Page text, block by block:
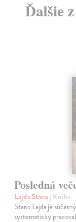
Ďalšie
Posledná
Lajda Stano| Kniha
Stano Lajda je
systematicky